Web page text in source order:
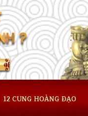
12 CUNG HOÀNG ĐẠO